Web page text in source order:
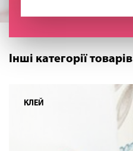
Інші категорії товарів
КЛЕЙ